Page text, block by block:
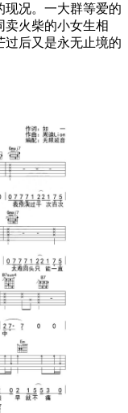
现况。一大群等爱的
卖火柴的小女生相
过后又是永无止境的